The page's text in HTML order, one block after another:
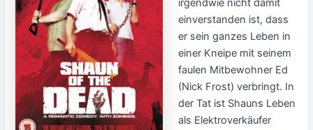
irgendwie nicht damit
einverstanden ist, dass
er sein ganzes Leben in
einer Kneipe mit seinem
faulen Mitbewohner Ed
(Nick Frost) verbringt. In
der Tat ist Shauns Leben
als Elektroverkäufer